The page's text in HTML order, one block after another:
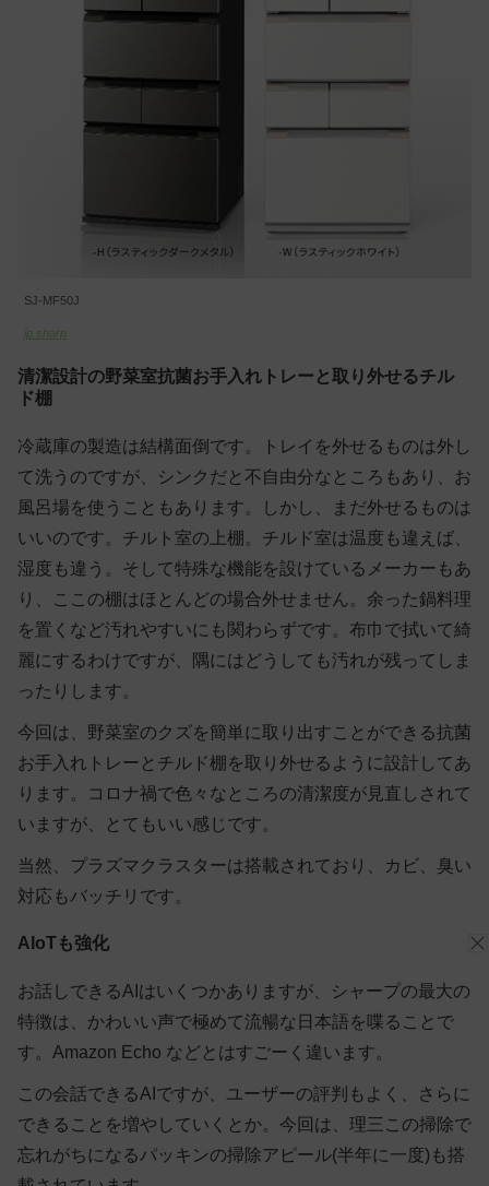
SJ-MF50J
jp.sharp
清潔設計の野菜室抗菌お手入れトレーと取り外せるチル
ド棚
冷蔵庫の製造は結構面倒です。トレイを外せるものは外し
て洗うのですが、シンクだと不自由分なところもあり、お
風呂場を使うこともあります。しかし、まだ外せるものは
いいのです。チルト室の上棚。チルド室は温度も違えば、
湿度も違う。そして特殊な機能を設けているメーカーもあ
り、ここの棚はほとんどの場合外せません。余った鍋料理
を置くなど汚れやすいにも関わらずです。布巾で拭いて綺
麗にするわけですが、隅にはどうしても汚れが残ってしま
ったりします。
今回は、野菜室のクズを簡単に取り出すことができる抗菌
お手入れトレーとチルド棚を取り外せるように設計してあ
ります。コロナ禍で色々なところの清潔度が見直しされて
いますが、とてもいい感じです。
当然、プラズマクラスターは搭載されており、カビ、臭い
対応もバッチリです。
AIoTも強化
お話しできるAIはいくつかありますが、シャープの最大の
特徴は、かわいい声で極めて流暢な日本語を喋ることで
す。Amazon Echo などとはすごーく違います。
この会話できるAIですが、ユーザーの評判もよく、さらに
できることを増やしていくとか。今回は、理三この掃除で
忘れがちになるパッキンの掃除アピール(半年に一度)も搭